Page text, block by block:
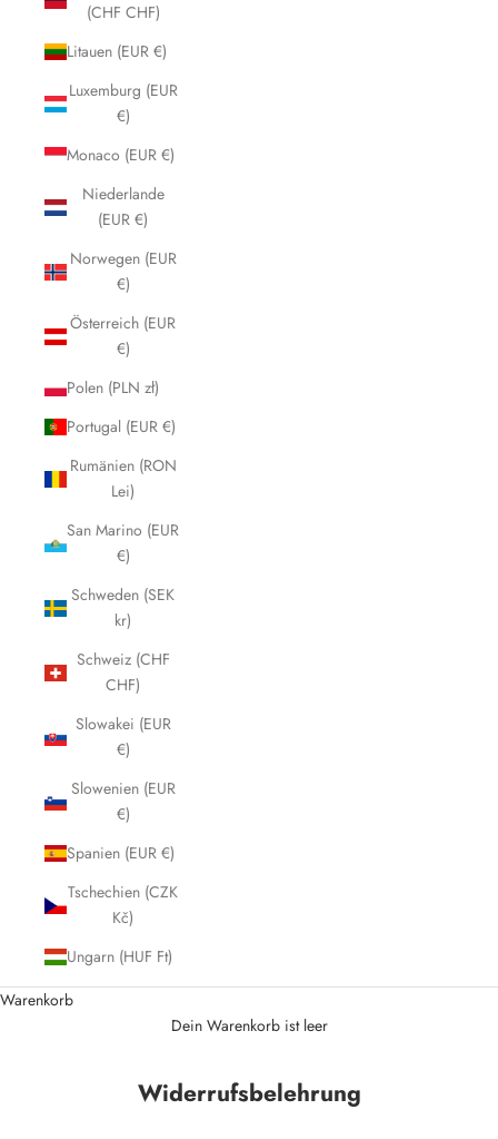
(CHF CHF)
Litauen (EUR €)
Luxemburg (EUR
€)
Monaco (EUR €)
Niederlande
(EUR €)
Norwegen (EUR
€)
Österreich (EUR
€)
Polen (PLN zł)
Portugal (EUR €)
Rumänien (RON
Lei)
San Marino (EUR
€)
Schweden (SEK
kr)
Schweiz (CHF
CHF)
Slowakei (EUR
€)
Slowenien (EUR
€)
Spanien (EUR €)
Tschechien (CZK
Kč)
Ungarn (HUF Ft)
Warenkorb
Dein Warenkorb ist leer
Widerrufsbelehrung